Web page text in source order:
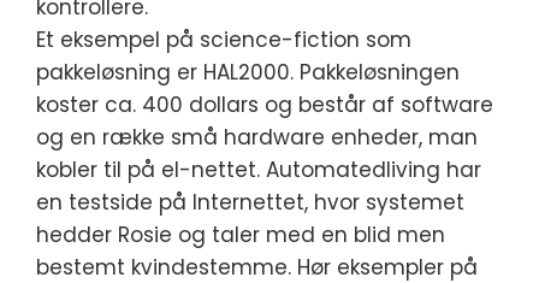
kontrollere.
Et eksempel på science-fiction som
pakkeløsning er HAL2000. Pakkeløsningen
koster ca. 400 dollars og består af software
og en række små hardware enheder, man
kobler til på el-nettet. Automatedliving har
en testside på Internettet, hvor systemet
hedder Rosie og taler med en blid men
bestemt kvindestemme. Hør eksempler på